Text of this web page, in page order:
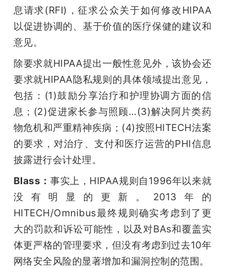
息请求(RFI)，征求公众关于如何修改HIPAA
以促进协调的、基于价值的医疗保健的建议和
意见。
除要求就HIPAA提出一般性意见外，该协会还
要求就HIPAA隐私规则的具体领域提出意见，
包括：(1)鼓励分享治疗和护理协调方面的信
息；(2)促进家长参与照顾…(3)解决阿片类药
物危机和严重精神疾病；(4)按照HITECH法案
的要求，对治疗、支付和医疗运营的PHI信息
披露进行会计处理。
Blass：事实上，HIPAA规则自1996年以来就
没有明显的更新。2013年的
HITECH/Omnibus最终规则确实考虑到了更
大的罚款和诉讼可能性，以及对BAs和覆盖实
体更严格的管理要求，但没有考虑到过去10年
网络安全风险的显著增加和漏洞控制的范围。